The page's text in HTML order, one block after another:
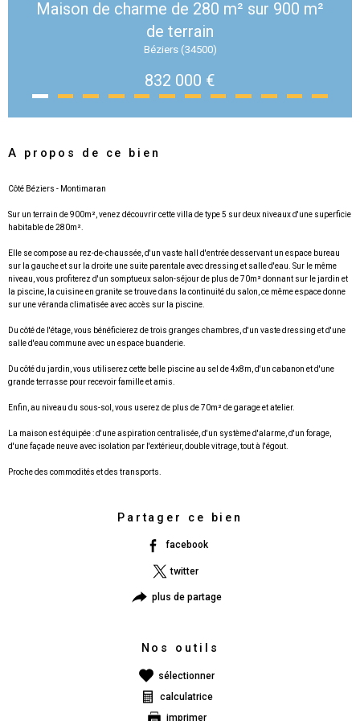
Maison de charme de 280 m² sur 900 m²
de terrain
Béziers (34500)
832 000 €
A propos de ce bien
Côté Béziers - Montimaran
Sur un terrain de 900m², venez découvrir cette villa de type 5 sur deux niveaux d'une superficie
habitable de 280m².
Elle se compose au rez-de-chaussée, d'un vaste hall d'entrée desservant un espace bureau
sur la gauche et sur la droite une suite parentale avec dressing et salle d'eau. Sur le même
niveau, vous profiterez d'un somptueux salon-séjour de plus de 70m² donnant sur le jardin et
la piscine, la cuisine en granite se trouve dans la continuité du salon, ce même espace donne
sur une véranda climatisée avec accès sur la piscine.
Du côté de l'étage, vous bénéficierez de trois granges chambres, d'un vaste dressing et d'une
salle d'eau commune avec un espace buanderie.
Du côté du jardin, vous utiliserez cette belle piscine au sel de 4x8m, d'un cabanon et d'une
grande terrasse pour recevoir famille et amis.
Enfin, au niveau du sous-sol, vous userez de plus de 70m² de garage et atelier.
La maison est équipée : d'une aspiration centralisée, d'un système d'alarme, d'un forage,
d'une façade neuve avec isolation par l'extérieur, double vitrage, tout à l'égout.
Proche des commodités et des transports.
Partager ce bien
facebook
twitter
plus de partage
Nos outils
sélectionner
calculatrice
imprimer